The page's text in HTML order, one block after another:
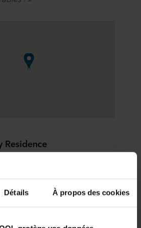
Détails À propos des cookies
Residence
Irlande